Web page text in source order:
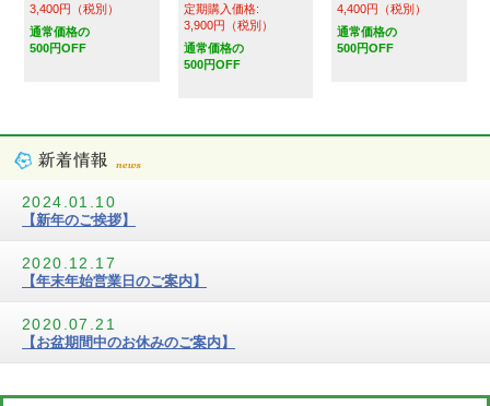
3,400円（税別）
通常価格の
500円OFF
定期購入価格:
3,900円（税別）
通常価格の
500円OFF
4,400円（税別）
通常価格の
500円OFF
2024.01.10
【新年のご挨拶】
2020.12.17
【年末年始営業日のご案内】
2020.07.21
【お盆期間中のお休みのご案内】